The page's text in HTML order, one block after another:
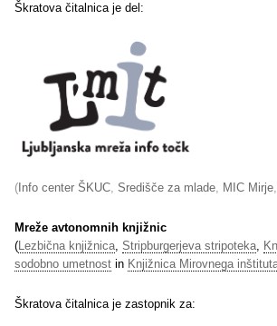
Škratova čitalnica je del:
( Info center ŠKUC, Središče za mlade, MIC Mirje,
Mreže avtonomnih knjižnic
(Lezbična knjižnica, Stripburgerjeva stripoteka,
sodobno umetnost in Knjižnica Mirovnega
Škratova čitalnica je zastopnik za: